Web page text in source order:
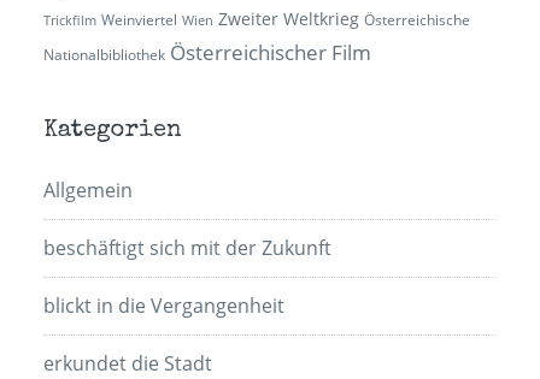
Trickfilm Weinviertel Wien Zweiter Weltkrieg Österreichische
Nationalbibliothek Österreichischer Film
Kategorien
Allgemein
beschäftigt sich mit der Zukunft
blickt in die Vergangenheit
erkundet die Stadt